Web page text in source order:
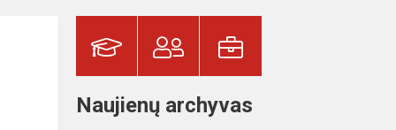
Naujienų archyvas